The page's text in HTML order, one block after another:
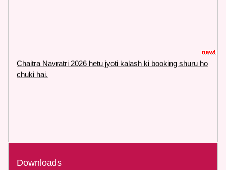
Chaitra Navratri 2026 hetu jyoti kalash ki booking shuru ho
chuki hai.
Downloads